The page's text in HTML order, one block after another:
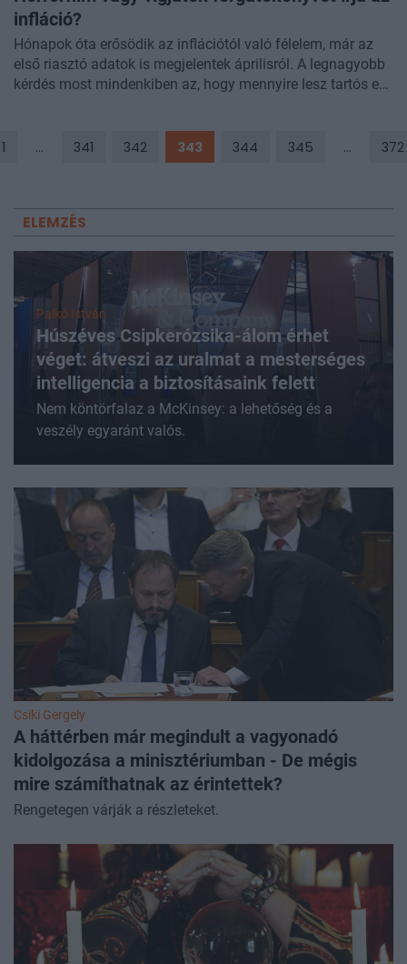
infláció?
Hónapok óta erősödik az inflációtól való félelem, már az
első riasztó adatok is megjelentek áprilisról. A legnagyobb
kérdés most mindenkiben az, hogy mennyire lesz tartós ez
inflációról, ami a jegybankokat is lépésre kényszerítheti, a
másik álláspont szerint viszont happy end lesz a történet
1 ... 341 342 343 344 345 ... 372
ELEMZÉS
Palkó István
Húszéves Csipkerózsika-álom érhet
véget: átveszi az uralmat a mesterséges
intelligencia a biztosításaink felett
Nem köntörfalaz a McKinsey: a lehetőség és a
veszély egyaránt valós.
Csiki Gergely
A háttérben már megindult a vagyonadó
kidolgozása a minisztériumban - De mégis
mire számíthatnak az érintettek?
Rengetegen várják a részleteket.